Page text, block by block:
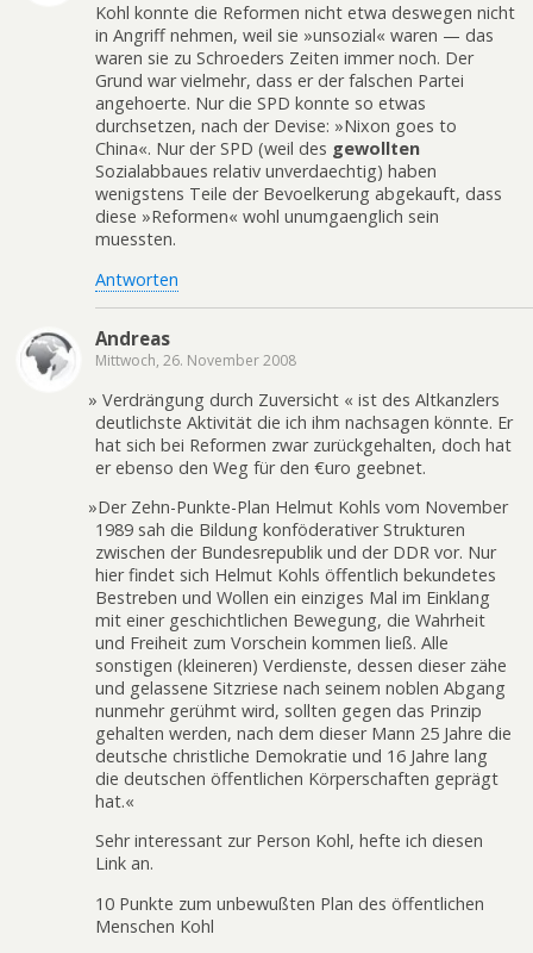
Kohl konnte die Reformen nicht etwa deswegen nicht
in Angriff nehmen, weil sie »unsozial« waren — das
waren sie zu Schroeders Zeiten immer noch. Der
Grund war vielmehr, dass er der falschen Partei
angehoerte. Nur die SPD konnte so etwas
durchsetzen, nach der Devise: »Nixon goes to
China«. Nur der SPD (weil des gewollten
Sozialabbaues relativ unverdaechtig) haben
wenigstens Teile der Bevoelkerung abgekauft, dass
diese »Reformen« wohl unumgaenglich sein
muessten.
Antworten
Andreas
Mittwoch, 26. November 2008
» Verdrängung durch Zuversicht « ist des Altkanzlers
deutlichste Aktivität die ich ihm nachsagen könnte. Er
hat sich bei Reformen zwar zurückgehalten, doch hat
er ebenso den Weg für den €uro geebnet.
»Der Zehn-Punkte-Plan Helmut Kohls vom November
1989 sah die Bildung konföderativer Strukturen
zwischen der Bundesrepublik und der DDR vor. Nur
hier findet sich Helmut Kohls öffentlich bekundetes
Bestreben und Wollen ein einziges Mal im Einklang
mit einer geschichtlichen Bewegung, die Wahrheit
und Freiheit zum Vorschein kommen ließ. Alle
sonstigen (kleineren) Verdienste, dessen dieser zähe
und gelassene Sitzriese nach seinem noblen Abgang
nunmehr gerühmt wird, sollten gegen das Prinzip
gehalten werden, nach dem dieser Mann 25 Jahre die
deutsche christliche Demokratie und 16 Jahre lang
die deutschen öffentlichen Körperschaften geprägt
hat.«
Sehr interessant zur Person Kohl, hefte ich diesen
Link an.
10 Punkte zum unbewußten Plan des öffentlichen
Menschen Kohl